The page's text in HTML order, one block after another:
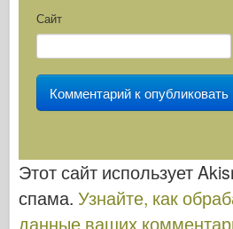
Сайт
Этот сайт использует
спама. Узнайте, как
данные ваших